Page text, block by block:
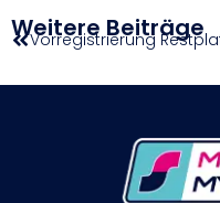
Weitere Beiträge